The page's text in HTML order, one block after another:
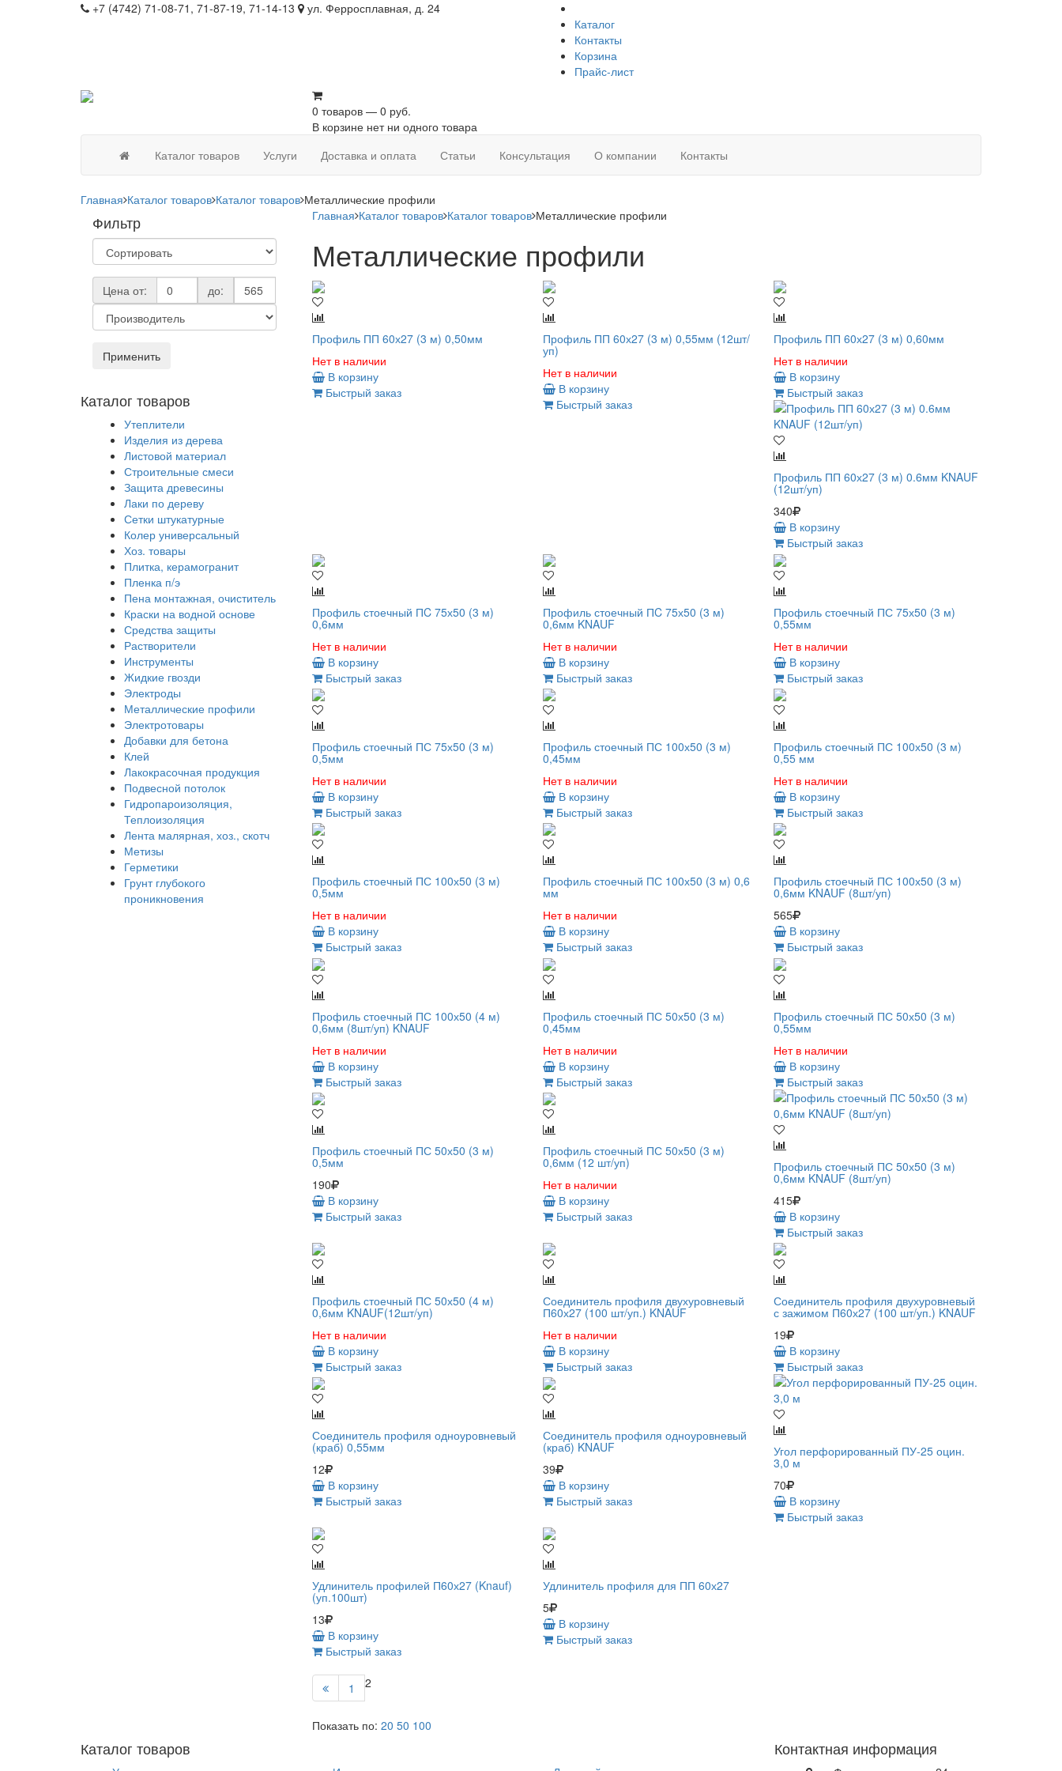
+7 (4742) 71-08-71, 71-87-19, 71-14-13
ул. Ферросплавная, д. 24
Каталог
Контакты
Корзина
Прайс-лист
0 товаров — 0 руб.
В корзине нет ни одного товара
Каталог товаров
Услуги Доставка и оплата Статьи Консультация О компании Контакты
Главная Каталог товаров Каталог товаров Металлические профили
Фильтр
Цена от: до:
Применить
Каталог товаров
Утеплители
Изделия из дерева
Листовой материал
Строительные смеси
Защита древесины
Лаки по дереву
Сетки штукатурные
Колер универсальный
Хоз. товары
Плитка, керамогранит
Пленка п/э
Пена монтажная, очиститель
Краски на водной основе
Средства защиты
Растворители
Инструменты
Жидкие гвозди
Электроды
Металлические профили
Электротовары
Добавки для бетона
Клей
Лакокрасочная продукция
Подвесной потолок
Гидропароизоляция,
Теплоизоляция
Лента малярная, хоз., скотч
Метизы
Герметики
Грунт глубокого
проникновения
Главная Каталог товаров Каталог товаров Металлические профили
Металлические профили
Профиль ПП 60х27 (3 м) 0,50мм
Нет в наличии
В корзину
Быстрый заказ
Профиль ПП 60х27 (3 м) 0,55мм (12шт/
уп)
Нет в наличии
В корзину
Быстрый заказ
Профиль ПП 60х27 (3 м) 0,60мм
Нет в наличии
В корзину
Быстрый заказ
Профиль ПП 60х27 (3 м) 0.6мм KNAUF
(12шт/уп)
340
В корзину
Быстрый заказ
Профиль стоечный ПC 75х50 (3 м)
0,6мм
Нет в наличии
В корзину
Быстрый заказ
Профиль стоечный ПC 75х50 (3 м)
0,6мм KNAUF
Нет в наличии
В корзину
Быстрый заказ
Профиль стоечный ПС 75х50 (3 м)
0,55мм
Нет в наличии
В корзину
Быстрый заказ
Профиль стоечный ПС 75х50 (3 м)
0,5мм
Нет в наличии
В корзину
Быстрый заказ
Профиль стоечный ПС 100х50 (3 м)
0,45мм
Нет в наличии
В корзину
Быстрый заказ
Профиль стоечный ПС 100х50 (3 м)
0,55 мм
Нет в наличии
В корзину
Быстрый заказ
Профиль стоечный ПС 100х50 (3 м)
0,5мм
Нет в наличии
В корзину
Быстрый заказ
Профиль стоечный ПС 100х50 (3 м) 0,6
мм
Нет в наличии
В корзину
Быстрый заказ
Профиль стоечный ПС 100х50 (3 м)
0,6мм KNAUF (8шт/уп)
565
В корзину
Быстрый заказ
Профиль стоечный ПС 100х50 (4 м)
0,6мм (8шт/уп) KNAUF
Нет в наличии
В корзину
Быстрый заказ
Профиль стоечный ПС 50х50 (3 м)
0,45мм
Нет в наличии
В корзину
Быстрый заказ
Профиль стоечный ПС 50х50 (3 м)
0,55мм
Нет в наличии
В корзину
Быстрый заказ
Профиль стоечный ПС 50х50 (3 м)
0,5мм
190
В корзину
Быстрый заказ
Профиль стоечный ПС 50х50 (3 м)
0,6мм (12 шт/уп)
Нет в наличии
В корзину
Быстрый заказ
Профиль стоечный ПС 50х50 (3 м)
0,6мм KNAUF (8шт/уп)
415
В корзину
Быстрый заказ
Профиль стоечный ПС 50х50 (4 м)
0,6мм KNAUF(12шт/уп)
Нет в наличии
В корзину
Быстрый заказ
Соединитель профиля двухуровневый
П60х27 (100 шт/уп.) KNAUF
Нет в наличии
В корзину
Быстрый заказ
Соединитель профиля двухуровневый
с зажимом П60х27 (100 шт/уп.) KNAUF
19
В корзину
Быстрый заказ
Соединитель профиля одноуровневый
(краб) 0,55мм
12
В корзину
Быстрый заказ
Соединитель профиля одноуровневый
(краб) KNAUF
39
В корзину
Быстрый заказ
Угол перфорированный ПУ-25 оцин.
3,0 м
70
В корзину
Быстрый заказ
Удлинитель профилей П60х27 (Knauf)
(уп.100шт)
13
В корзину
Быстрый заказ
Удлинитель профиля для ПП 60х27
5
В корзину
Быстрый заказ
1 2
Показать по: 20 50 100
Каталог товаров Контактная информация